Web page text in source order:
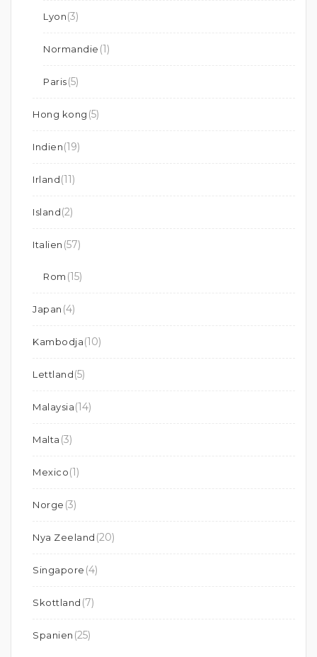
Lyon(3)
Normandie (1)
Paris(5)
Hong kong (5)
Indien(19)
Irland(11)
Island(2)
Italien (57)
Rom (15)
Japan (4)
Kambodja(10)
Lettland(5)
Malaysia(14)
Malta (3)
Mexico(1)
Norge (3)
Nya Zeeland (20)
Singapore (4)
Skottland (7)
Spanien (25)